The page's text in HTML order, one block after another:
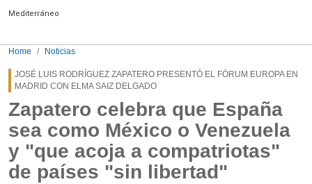
Mediterráneo
Home Noticias
JOSÉ LUIS RODRÍGUEZ ZAPATERO PRESENTÓ EL FÓRUM EUROPA EN
MADRID CON ELMA SAIZ DELGADO
Zapatero celebra que España
sea como México o Venezuela
y "que acoja a compatriotas"
de países "sin libertad"